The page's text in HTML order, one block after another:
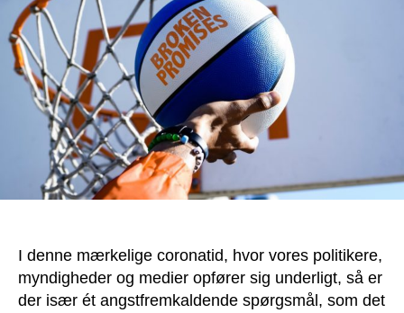
dig
selv
dette
spørgsmål?
I denne mærkelige coronatid, hvor vores politikere,
myndigheder og medier opfører sig underligt, så er
der især ét angstfremkaldende spørgsmål, som det